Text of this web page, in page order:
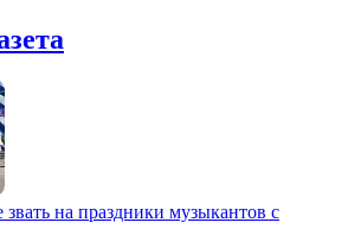
на праздники музыкантов с